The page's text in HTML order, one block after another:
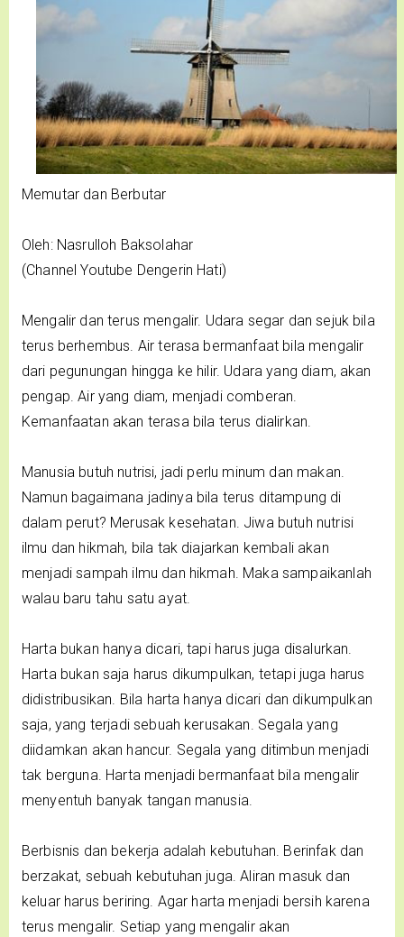
Memutar dan Berbutar
Oleh: Nasrulloh Baksolahar
(Channel Youtube Dengerin Hati)
Mengalir dan terus mengalir. Udara segar dan sejuk bila
terus berhembus. Air terasa bermanfaat bila mengalir
dari pegunungan hingga ke hilir. Udara yang diam, akan
pengap. Air yang diam, menjadi comberan.
Kemanfaatan akan terasa bila terus dialirkan.
Manusia butuh nutrisi, jadi perlu minum dan makan.
Namun bagaimana jadinya bila terus ditampung di
dalam perut? Merusak kesehatan. Jiwa butuh nutrisi
ilmu dan hikmah, bila tak diajarkan kembali akan
menjadi sampah ilmu dan hikmah. Maka sampaikanlah
walau baru tahu satu ayat.
Harta bukan hanya dicari, tapi harus juga disalurkan.
Harta bukan saja harus dikumpulkan, tetapi juga harus
didistribusikan. Bila harta hanya dicari dan dikumpulkan
saja, yang terjadi sebuah kerusakan. Segala yang
diidamkan akan hancur. Segala yang ditimbun menjadi
tak berguna. Harta menjadi bermanfaat bila mengalir
menyentuh banyak tangan manusia.
Berbisnis dan bekerja adalah kebutuhan. Berinfak dan
berzakat, sebuah kebutuhan juga. Aliran masuk dan
keluar harus beriring. Agar harta menjadi bersih karena
terus mengalir. Setiap yang mengalir akan